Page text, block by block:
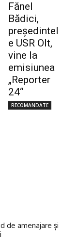
Fănel
Bădici,
preşedintel
e USR Olt,
vine la
emisiunea
„Reporter
24“
RECOMANDATE
de amenajare și